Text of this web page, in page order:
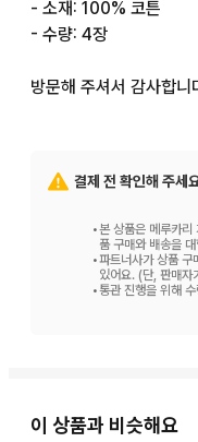
- 소재: 100% 코튼
- 수량: 4장
방문해 주셔서 감사합니
결제 전 확인해 주세
•본 상품은 메루카리
품 구매와 배송을
•파트너사가 상품 구
있어요. (단, 판매자
•통관 진행을 위해
이 상품과 비슷해요